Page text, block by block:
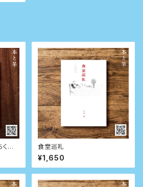
ま
食堂巡礼
¥1,650